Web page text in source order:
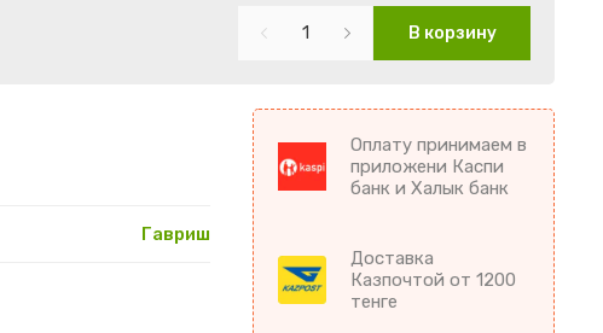
В корзину
Гавриш
Оплату принимаем в
приложени Каспи
банк и Халык банк
Доставка
Казпочтой от 1200
тенге